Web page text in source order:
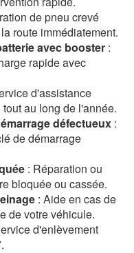
de pneu crevé
route immédiatement.
avec booster :
rapide avec
d'assistance
au long de l'année.
défectueux :
de démarrage
: Réparation ou
bloquée ou cassée.
: Aide en cas de
de votre véhicule.
d'enlèvement